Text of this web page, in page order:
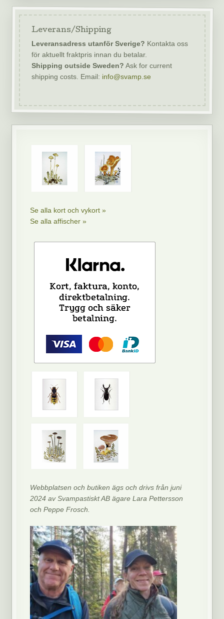
Leverans/Shipping
Leveransadress utanför Sverige? Kontakta oss
för aktuellt fraktpris innan du betalar.
Shipping outside Sweden? Ask for current
shipping costs. Email: info@svamp.se
Se alla kort och vykort »
Se alla affischer »
Webbplatsen och butiken ägs och drivs från juni
2024 av Svampastiskt AB ägare Lara Pettersson
och Peppe Frosch.